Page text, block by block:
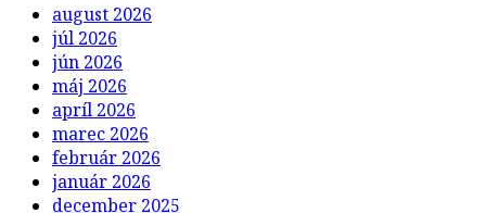
august 2026
júl 2026
jún 2026
máj 2026
apríl 2026
marec 2026
február 2026
január 2026
december 2025